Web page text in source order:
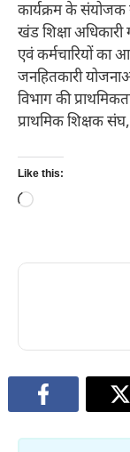
कार्यक्रम के
खंड शिक्षा
एवं कर्मचारियों का
जनहितकारी
विभाग की
प्राथमिक शिक्षक
Like this:
Loading…